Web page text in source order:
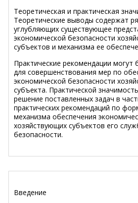
Теоретическая и практическая
Теоретические выводы содержат
углубляющих существующее
экономической безопасности
субъектов и механизма ее
Практические рекомендации могут
для совершенствования мер по
экономической безопасности
субъекта. Практической
решение поставленных задач в
практических рекомендаций по
механизма обеспечения
хозяйствующих субъектов его
безопасности.
Введение